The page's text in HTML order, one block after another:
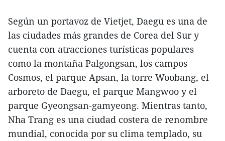
Según un portavoz de Vietjet, Daegu es una de
las ciudades más grandes de Corea del Sur y
cuenta con atracciones turísticas populares
como la montaña Palgongsan, los campos
Cosmos, el parque Apsan, la torre Woobang, el
arboreto de Daegu, el parque Mangwoo y el
parque Gyeongsan-gamyeong. Mientras tanto,
Nha Trang es una ciudad costera de renombre
mundial, conocida por su clima templado, su